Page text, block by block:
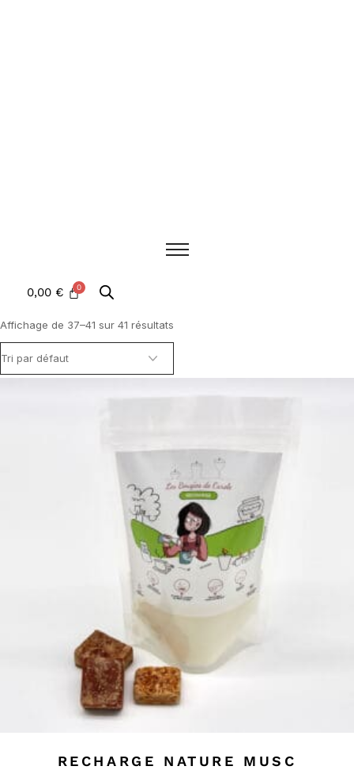
0,00 €
Affichage de 37–41 sur 41 résultats
RECHARGE NATURE MUSC